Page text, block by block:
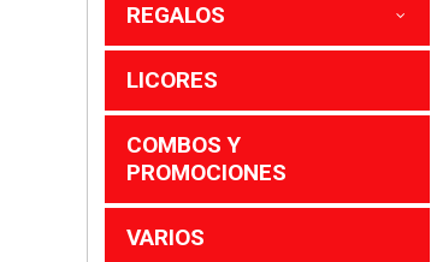
REGALOS
LICORES
COMBOS Y
PROMOCIONES
VARIOS